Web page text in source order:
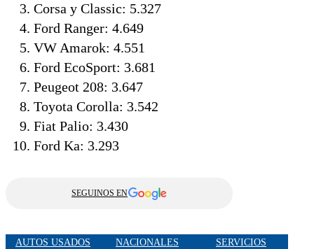
Corsa y Classic: 5.327
Ford Ranger: 4.649
VW Amarok: 4.551
Ford EcoSport: 3.681
Peugeot 208: 3.647
Toyota Corolla: 3.542
Fiat Palio: 3.430
Ford Ka: 3.293
SEGUINOS EN
AUTOS USADOS NACIONALES SERVICIOS